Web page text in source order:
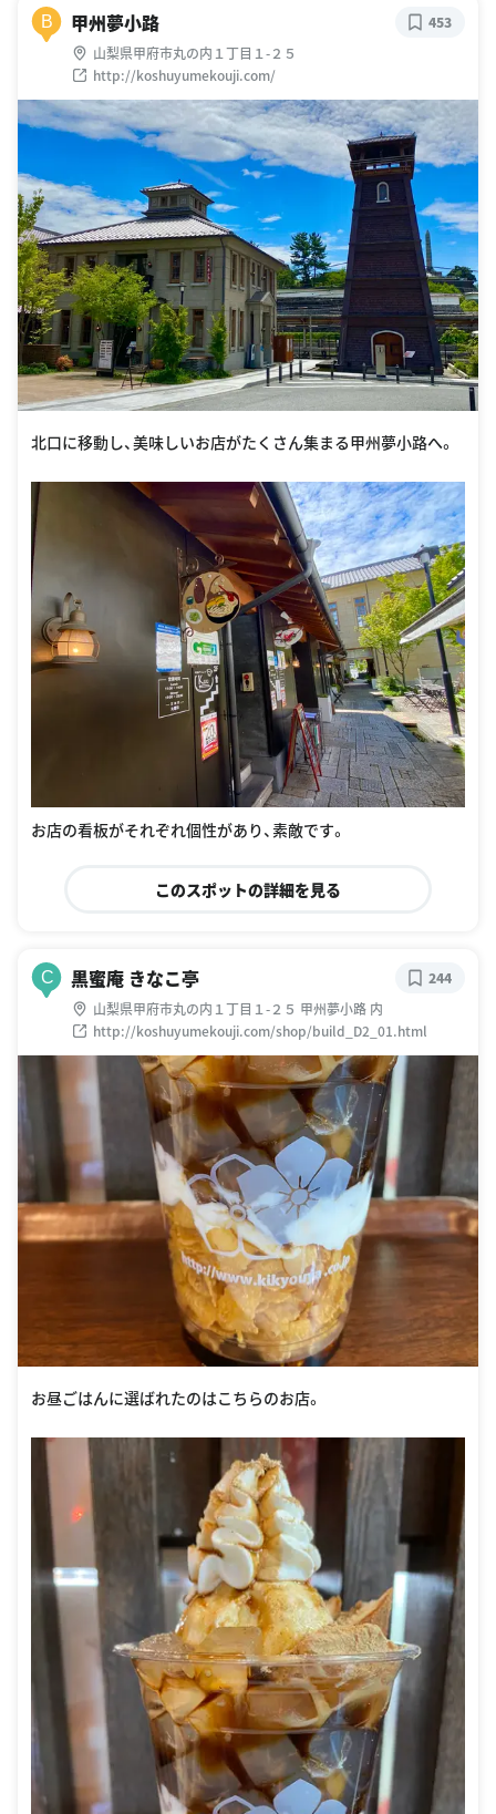
B 甲州夢小路
山梨県甲府市丸の内１丁目１-２５
http://koshuyumekouji.com/
453
北口に移動し、美味しいお店がたくさん集まる甲州夢小路へ。
お店の看板がそれぞれ個性があり、素敵です。
このスポットの詳細を見る
C 黒蜜庵 きなこ亭
山梨県甲府市丸の内１丁目１-２５ 甲州夢小路 内
http://koshuyumekouji.com/shop/build_D2_01.html
244
お昼ごはんに選ばれたのはこちらのお店。